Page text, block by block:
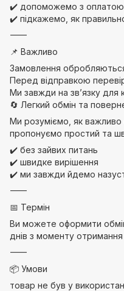
✔️ допоможемо з оплатою
✔️ підкажемо, як
⸻
📌 Важливо
Замовлення
Перед відправкою
Ми завжди на зв’язку для
🔄 Легкий обмін та
Ми розуміємо, як
пропонуємо простий та
✔️ без зайвих питань
✔️ швидке вирішення
✔️ ми завжди йдемо
⸻
📅 Термін
Ви можете оформити
днів з моменту
⸻
📦 Умови
товар не був у